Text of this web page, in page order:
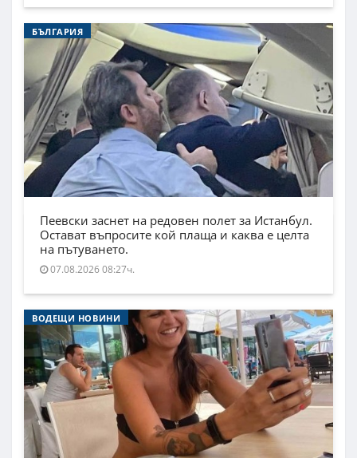
БЪЛГАРИЯ
Пеевски заснет на редовен полет за Истанбул.
Остават въпросите кой плаща и каква е целта
на пътуването.
07.08.2026 08:27ч.
ВОДЕЩИ НОВИНИ